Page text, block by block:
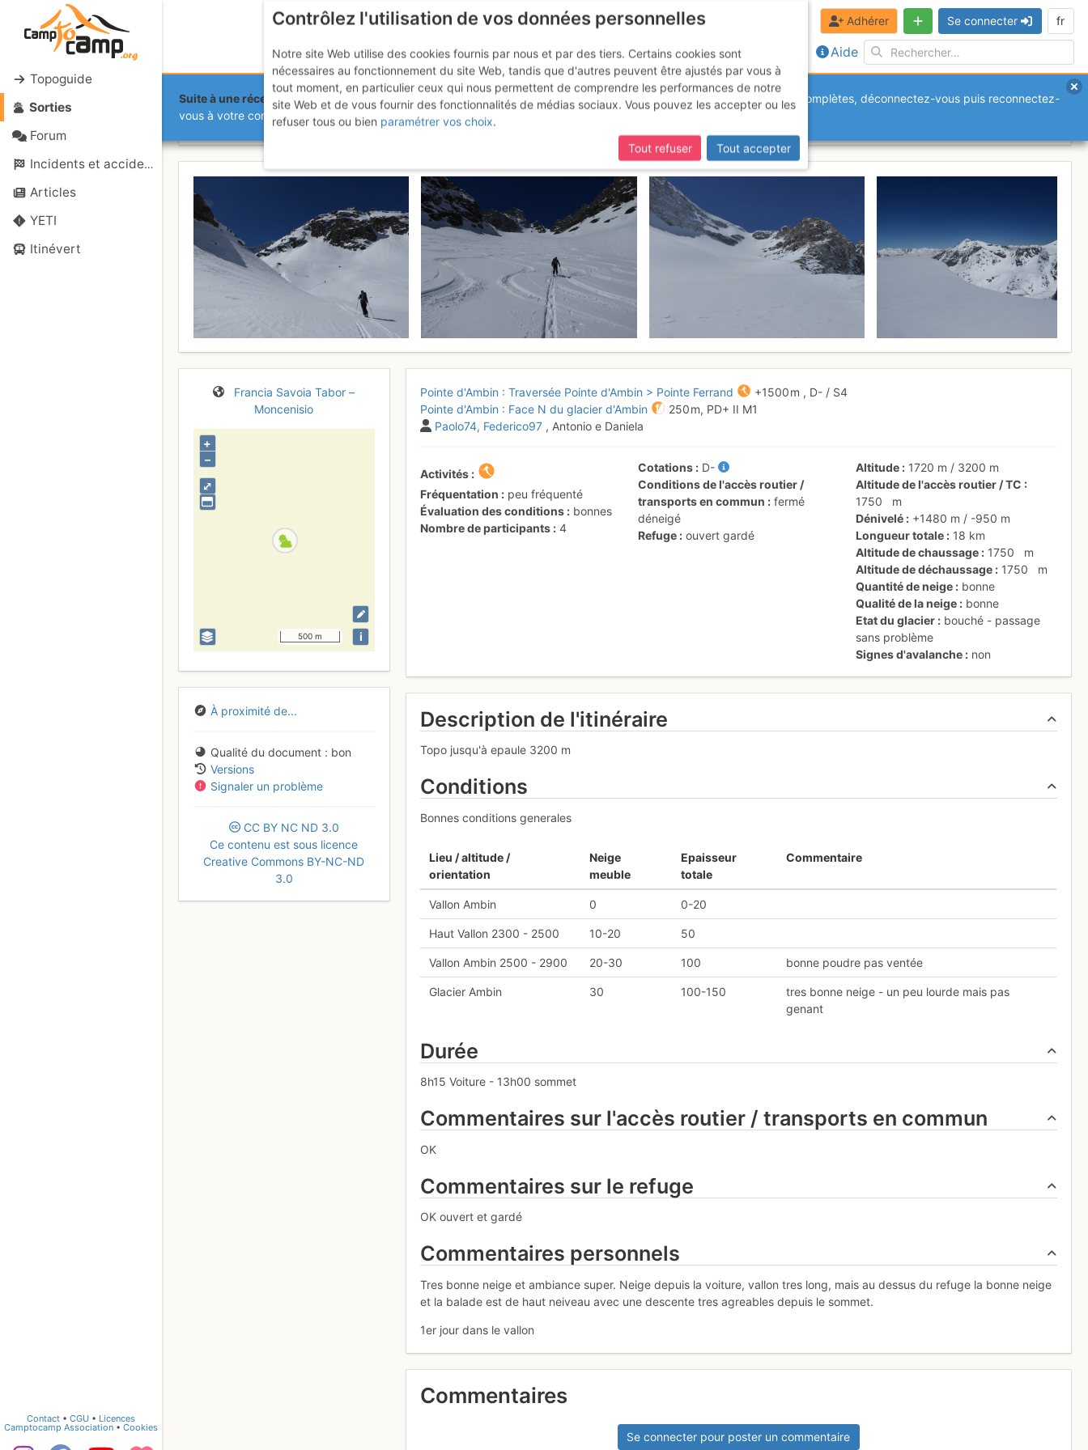
Topoguide
Sorties
Forum
Incidents et accidents
Articles
YETI
Itinévert
Contact • CGU • Licences
Camptocamp Association • Cookies
Aide
Adhérer Se connecter fr
Suite à une récente et importante mise à jour du site,si certaines pages ne sont plus accessibles, manquantes ou incomplètes, déconnectez-vous puis reconnectez-
vous à votre compte sur le site.
Pointe d'Ambin : Face N du glacier d'Ambin
Francia Savoia Tabor –
Moncenisio
⤢
+
–
500 m i
À proximité de...
Qualité du document
bon
Versions
Signaler un problème
CC BY NC ND 3.0
Ce contenu est sous licence
Creative Commons BY-NC-ND
3.0
Pointe d'Ambin : Traversée Pointe d'Ambin > Pointe Ferrand +1500 m , D- / S4
Pointe d'Ambin : Face N du glacier d'Ambin
250 m, PD+ II M1
Paolo74 Federico97 , Antonio e Daniela
Activités
Fréquentation
peu fréquenté
Évaluation des conditions
bonnes
Nombre de participants
4
Cotations
D-
Conditions de l'accès routier /
transports en commun
fermé
déneigé
Refuge
ouvert gardé
Altitude 1720 m / 3200 m
Altitude de l'accès routier / TC
1750
m
Dénivelé
+1480 m / -950 m
Longueur totale
18 km
Altitude de chaussage
1750
m
Altitude de déchaussage
1750
m
Quantité de neige
bonne
Qualité de la neige
bonne
Etat du glacier
bouché - passage
sans problème
Signes d'avalanche
non
Description de l'itinéraire
Topo jusqu'à epaule 3200 m
Conditions
Bonnes conditions generales
Lieu / altitude /
orientation
Neige
meuble
Epaisseur
totale
Commentaire
Vallon Ambin 0 0-20
Haut Vallon 2300 - 2500 10-20 50
Vallon Ambin 2500 - 2900 20-30 100 bonne poudre pas ventée
Glacier Ambin 30 100-150
tres bonne neige - un peu lourde mais pas
genant
Durée
8h15 Voiture - 13h00 sommet
Commentaires sur l'accès routier / transports en commun
OK
Commentaires sur le refuge
OK ouvert et gardé
Commentaires personnels
Tres bonne neige et ambiance super. Neige depuis la voiture, vallon tres long, mais au dessus du refuge la bonne neige
et la balade est de haut neiveau avec une descente tres agreables depuis le sommet.
1er jour dans le vallon
Commentaires
Se connecter pour poster un commentaire
Contrôlez l'utilisation de vos données personnelles
Notre site Web utilise des cookies fournis par nous et par des tiers. Certains cookies sont
nécessaires au fonctionnement du site Web, tandis que d'autres peuvent être ajustés par vous à
tout moment, en particulier ceux qui nous permettent de comprendre les performances de notre
site Web et de vous fournir des fonctionnalités de médias sociaux. Vous pouvez les accepter ou les
refuser tous ou bien paramétrer vos choix.
Tout refuser
Tout accepter